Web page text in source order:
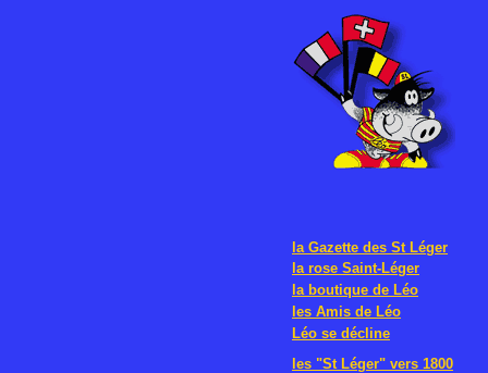
la Gazette des St Léger
la rose Saint-Léger
la boutique de Léo
les Amis de Léo
Léo se décline
les "St Léger" vers 1800